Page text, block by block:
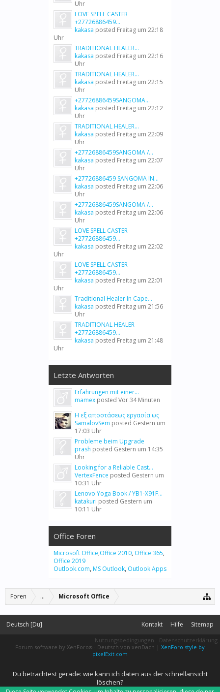
Uhr
LOVE SPELL CASTER
+27726886459...
kakasa posted Freitag um 22:18
Uhr
TRADITIONAL HEALER...
kakasa posted Freitag um 22:16
Uhr
TRADITIONAL HEALER...
kakasa posted Freitag um 22:15
Uhr
+27726886459SANGOMA...
kakasa posted Freitag um 22:12
Uhr
TRADITIONAL HEALER...
kakasa posted Freitag um 22:09
Uhr
+27726886459SANGOMA /...
kakasa posted Freitag um 22:07
Uhr
+27726886459 SANGOMA IN...
kakasa posted Freitag um 22:06
Uhr
+27726886459SANGOMA /...
kakasa posted Freitag um 22:06
Uhr
LOVE SPELL CASTER
+27726886459...
kakasa posted Freitag um 22:02
Uhr
LOVE SPELL CASTER
+27726886459...
kakasa posted Freitag um 22:01
Uhr
Traditional Healer In Cape...
kakasa posted Freitag um 21:56
Uhr
TRADITIONAL HEALER
+27726886459...
kakasa posted Freitag um 21:48
Uhr
Letzte Antworten
Erfahrungen mit einer...
mamex posted Vor 34 Minuten
Η εξ αποστάσεως εργασία ως
SamalovSem posted Gestern um
17:03 Uhr
Probleme beim Upgrade
prash posted Gestern um 14:35
Uhr
Looking for a Reliable Cast...
VertexFence posted Gestern um
10:31 Uhr
Lenovo Yoga Book / YB1-X91F...
katakuri posted Gestern um
10:11 Uhr
Office Foren
Microsoft Office,Office 2010, Office 365,
Office 2019
Outlook.com, MS Outlook, Outlook Apps
Foren ... Microsoft Office
Deutsch [Du] Kontakt Hilfe Sitemap
Nutzungsbedingungen
Datenschutzerklärung
Forum software by XenForo® - Deutsch von xenDach | XenForo style by
pixelExit.com
Du betrachtest gerade: wie kann ich daten aus der schnellansicht
löschen?